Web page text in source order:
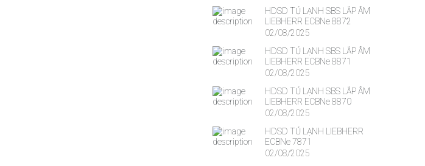
HDSD TỦ LẠNH SBS LẮP ÂM
LIEBHERR ECBNe 8872
02/08/2025
HDSD TỦ LẠNH SBS LẮP ÂM
LIEBHERR ECBNe 8871
02/08/2025
HDSD TỦ LẠNH SBS LẮP ÂM
LIEBHERR ECBNe 8870
02/08/2025
HDSD TỦ LẠNH LIEBHERR
ECBNe 7871
02/08/2025